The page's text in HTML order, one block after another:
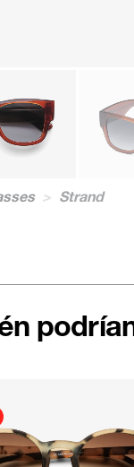
> Strand